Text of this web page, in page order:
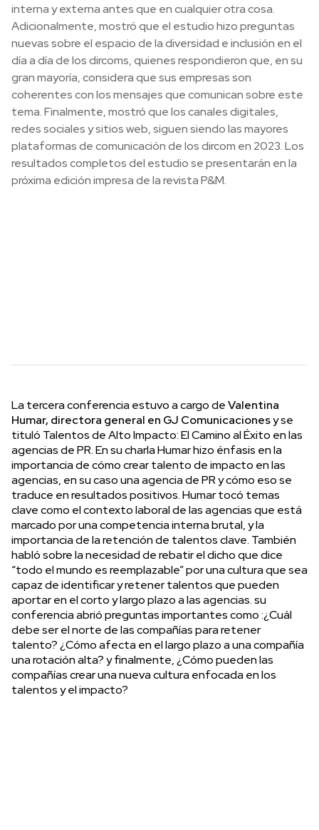
interna y externa antes que en cualquier otra cosa.
Adicionalmente, mostró que el estudio hizo preguntas
nuevas sobre el espacio de la diversidad e inclusión en el
día a día de los dircoms, quienes respondieron que, en su
gran mayoría, considera que sus empresas son
coherentes con los mensajes que comunican sobre este
tema. Finalmente, mostró que los canales digitales,
redes sociales y sitios web, siguen siendo las mayores
plataformas de comunicación de los dircom en 2023. Los
resultados completos del estudio se presentarán en la
próxima edición impresa de la revista P&M.
La tercera conferencia estuvo a cargo deValentina
Humar, directora general en GJ Comunicacionesy se
tituló Talentos de Alto Impacto: El Camino al Éxito en las
agencias de PR. En su charla Humar hizo énfasis en la
importancia de cómo crear talento de impacto en las
agencias, en su caso una agencia de PR y cómo eso se
traduce en resultados positivos. Humar tocó temas
clave como el contexto laboral de las agencias que está
marcado por una competencia interna brutal, y la
importancia de la retención de talentos clave. También
habló sobre la necesidad de rebatir el dicho que dice
“todo el mundo es reemplazable” por una cultura que sea
capaz de identificar y retener talentos que pueden
aportar en el corto y largo plazo a las agencias. su
conferencia abrió preguntas importantes como :¿Cuál
debe ser el norte de las compañías para retener
talento? ¿Cómo afecta en el largo plazo a una compañía
una rotación alta? y finalmente, ¿Cómo pueden las
compañías crear una nueva cultura enfocada en los
talentos y el impacto?